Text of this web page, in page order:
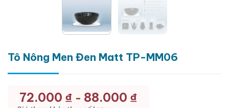
Tô Nông Men Đen Matt TP-MM06
72.000 ₫ - 88.000 ₫